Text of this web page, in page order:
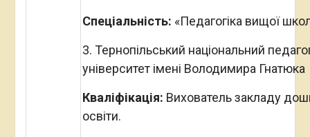
Спеціальність: «Педагогіка вищої
3. Тернопільський національний
університет імені Володимира Гнатюка
Кваліфікація: Вихователь закладу
освіти.